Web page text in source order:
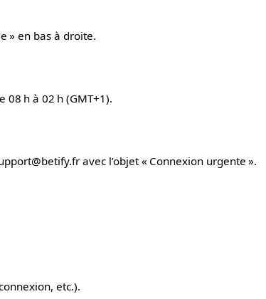
» en bas à droite.
08 h à 02 h (GMT+1).
avec l’objet « Connexion urgente ».
etc.).